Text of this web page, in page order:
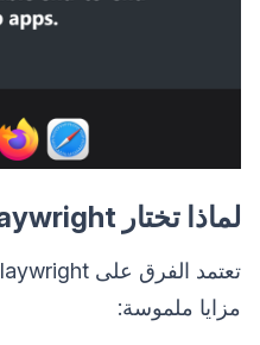
لماذا تختار Playwright لاختبار الأتمتة؟
مزايا ملموسة: